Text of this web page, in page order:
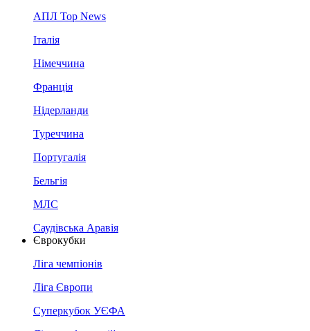
АПЛ Top News
Італія
Німеччина
Франція
Нідерланди
Туреччина
Португалія
Бельгія
МЛС
Саудівська Аравія
Єврокубки
Ліга чемпіонів
Ліга Європи
Суперкубок УЄФА